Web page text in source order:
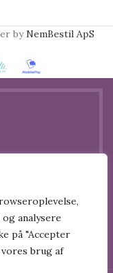
analysere
på "Accepter
brug af
byNemBestil ApS
vores nye